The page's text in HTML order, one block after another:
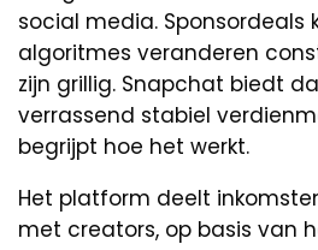
social media. Sponsordeals
algoritmes veranderen
zijn grillig. Snapchat biedt
verrassend stabiel
begrijpt hoe het werkt.
Het platform deelt
met creators, op basis van